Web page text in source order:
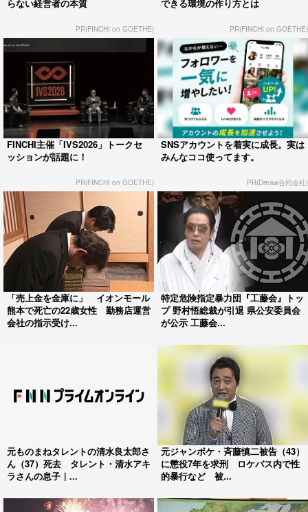
らない経営者の本質
PR(FINCHI on GOETHE)
できる環境の作り方とは
PR(FINCHI on GOETHE)
FINCHI主催「IVS2026」トークセ
ッションが話題に！
PR(FINCHI on GOETHE)
SNSアカウントを着実に成長。実は
みんなココ使ってます。
PR(Dreaw合同会社)
「売上金を金庫に」 イオンモール
熊本で死亡の22歳女性 勤務店運営
会社の指示受け...
特定危険指定暴力団『工藤会』トッ
プ 野村悟総裁が引退 県公安委員会
が公示 工藤会...
元ものまねタレントの清水良太郎さ
ん（37）死去 タレント・清水アキ
ラさんの息子｜...
元ジャンポケ・斉藤慎二被告（43）
に懲役7年を求刑 ロケバス内で性
的暴行など 被...